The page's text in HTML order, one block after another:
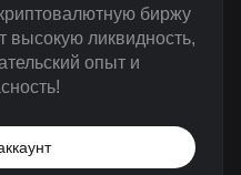
биржу
высокую ликвидность,
опыт и